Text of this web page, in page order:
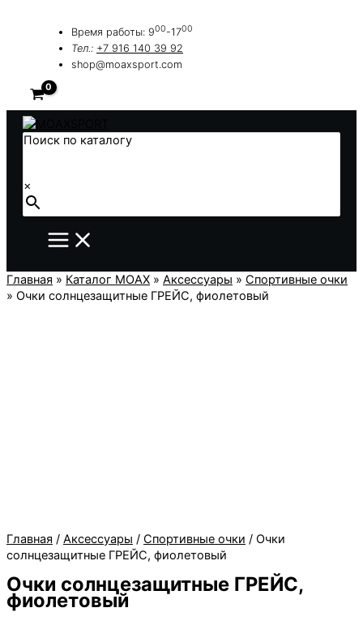
содержимому
Время работы: 900-1700
Тел.: +7 916 140 39 92
shop@moaxsport.com
Поиск по каталогу
×
Главная » Каталог MOAX » Аксессуары » Спортивные очки
» Очки солнцезащитные ГРЕЙС, фиолетовый
Главная / Аксессуары / Спортивные очки / Очки
солнцезащитные ГРЕЙС, фиолетовый
Очки солнцезащитные ГРЕЙС,
фиолетовый